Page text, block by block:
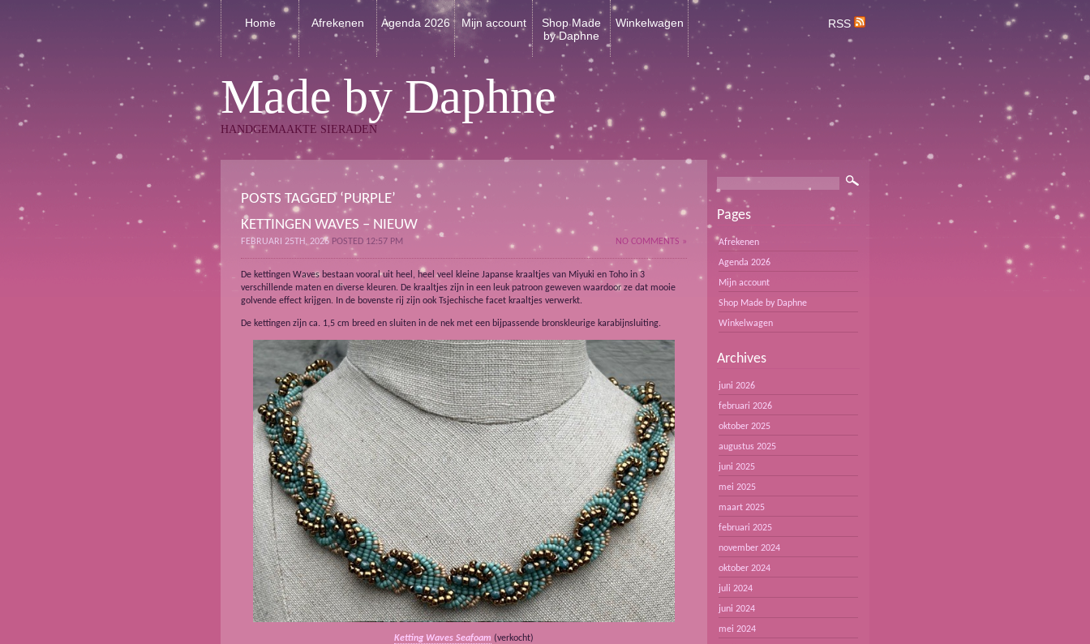
Home Afrekenen Agenda 2026 Mijn account
Shop Made
by Daphne
Winkelwagen RSS
Made by Daphne
HANDGEMAAKTE SIERADEN
POSTS TAGGED ‘PURPLE’
KETTINGEN WAVES – NIEUW
NO COMMENTS »
FEBRUARI 25TH, 2026 POSTED 12:57 PM
De kettingen Waves bestaan vooral uit heel, heel veel kleine Japanse kraaltjes van Miyuki en Toho in 3
verschillende maten en diverse kleuren. De kraaltjes zijn in een leuk patroon geweven waardoor ze dat mooie
golvende effect krijgen. In de bovenste rij zijn ook Tsjechische facet kraaltjes verwerkt.
De kettingen zijn ca. 1,5 cm breed en sluiten in de nek met een bijpassende bronskleurige karabijnsluiting.
Ketting Waves Seafoam (verkocht)
Pages
Afrekenen
Agenda 2026
Mijn account
Shop Made by Daphne
Winkelwagen
Archives
juni 2026
februari 2026
oktober 2025
augustus 2025
juni 2025
mei 2025
maart 2025
februari 2025
november 2024
oktober 2024
juli 2024
juni 2024
mei 2024